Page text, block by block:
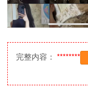
完整内容： ********